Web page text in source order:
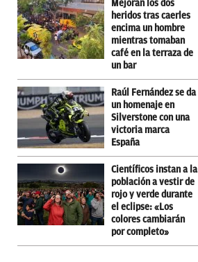
Mejoran los dos
heridos tras caerles
encima un hombre
mientras tomaban
café en la terraza de
un bar
Raúl Fernández se da
un homenaje en
Silverstone con una
victoria marca
España
Científicos instan a la
población a vestir de
rojo y verde durante
el eclipse: «Los
colores cambiarán
por completo»